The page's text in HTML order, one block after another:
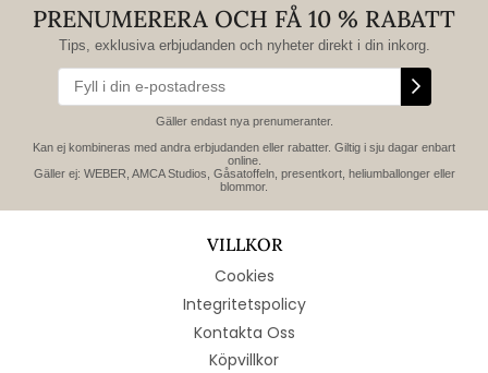
PRENUMERERA OCH FÅ 10 % RABATT
Tips, exklusiva erbjudanden och nyheter direkt i din inkorg.
Gäller endast nya prenumeranter.
Kan ej kombineras med andra erbjudanden eller rabatter. Giltig i sju dagar enbart
online.
Gäller ej: WEBER, AMCA Studios, Gåsatoffeln, presentkort, heliumballonger eller
blommor.
VILLKOR
Cookies
Integritetspolicy
Kontakta Oss
Köpvillkor